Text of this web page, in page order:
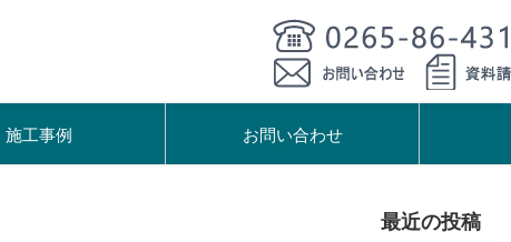
施工事例 お問い合わせ
最近の投稿